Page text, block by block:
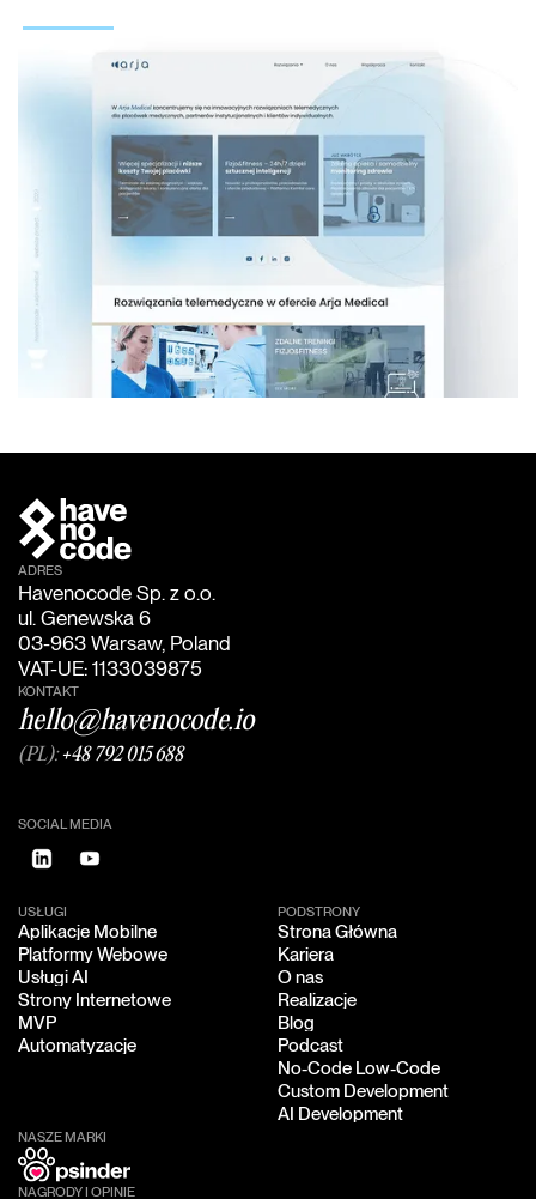
ADRES
Havenocode Sp. z o.o.
ul. Genewska 6
03-963 Warsaw, Poland
VAT-UE: 1133039875
KONTAKT
hello@havenocode.io
(PL):+48 792 015 688
SOCIAL MEDIA
USŁUGI
Aplikacje Mobilne
Aplikacje Mobilne
Platformy Webowe
Platformy Webowe
Usługi AI
Usługi AI
Strony Internetowe
Strony Internetowe
MVP
MVP
Automatyzacje
PODSTRONY
Strona Główna
Strona Główna
Kariera
Kariera
O nas
O nas
Realizacje
Realizacje
Blog
Blog
Podcast
Podcast
No-Code Low-Code
No-Code Low-Code
Custom Development
Custom Development
AI Development
NASZE MARKI
NAGRODY I OPINIE